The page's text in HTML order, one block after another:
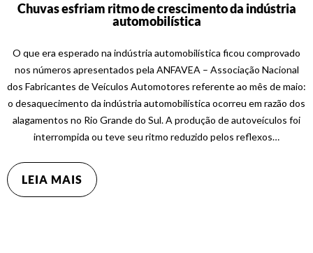
Chuvas esfriam ritmo de crescimento da indústria
automobilística
O que era esperado na indústria automobilística ficou comprovado
nos números apresentados pela ANFAVEA – Associação Nacional
dos Fabricantes de Veículos Automotores referente ao mês de maio:
o desaquecimento da indústria automobilística ocorreu em razão dos
alagamentos no Rio Grande do Sul. A produção de autoveículos foi
interrompida ou teve seu ritmo reduzido pelos reflexos…
LEIA MAIS